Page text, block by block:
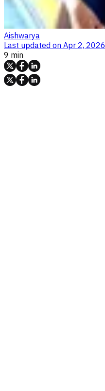
Aishwarya
Last updated on Apr 2, 2026
9 min